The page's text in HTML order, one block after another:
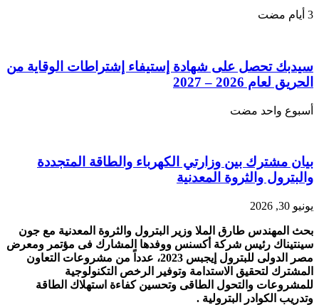
سيدبك تحصل على شهادة إستيفاء إشتراطات الوقاية من
الحريق لعام 2026 – 2027
‏أسبوع واحد مضت
بيان مشترك بين وزارتي الكهرباء والطاقة المتجددة
والبترول والثروة المعدنية
يونيو 30, 2026
بحث المهندس طارق الملا وزير البترول والثروة المعدنية مع جون
سينتيناك رئيس شركة أكسنس ووفدها المشارك فى مؤتمر ومعرض
مصر الدولى للبترول إيجبس 2023، عدداً من مشروعات التعاون
المشترك لتحقيق الاستدامة وتوفير الرخص التكنولوجية
للمشروعات والتحول الطاقى وتحسين كفاءة استهلاك الطاقة
وتدريب الكوادر البترولية .